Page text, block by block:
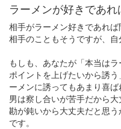
ラーメンが好きであれ
相手がラーメン好きであれば
相手のこともそうですが、自
もしも、あなたが「本当は
ポイントを上げたいから誘
ーメンに誘ってもあまり喜ば
男は察し合いが苦手だから大
勘が鈍いから大丈夫だと思
です。